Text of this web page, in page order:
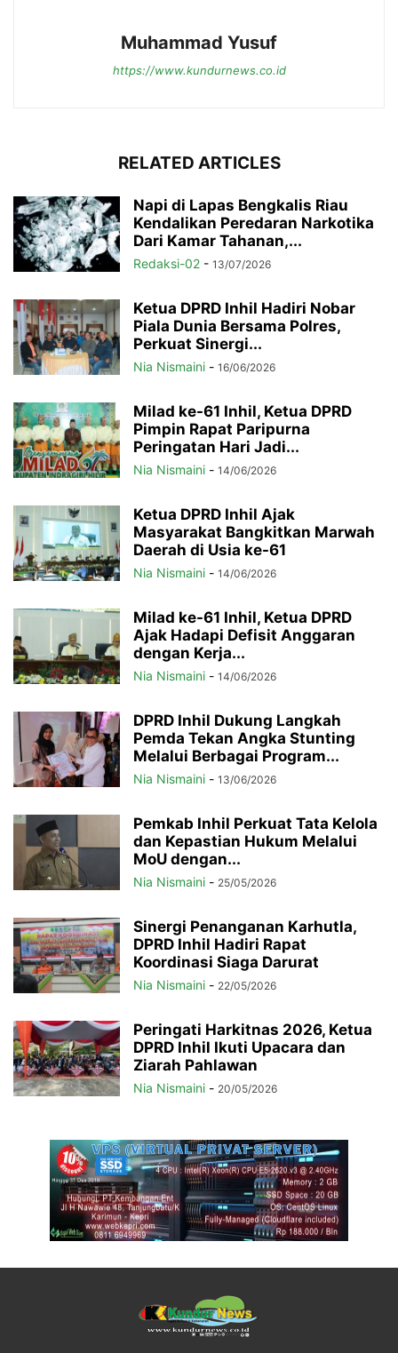
Muhammad Yusuf
https://www.kundurnews.co.id
RELATED ARTICLES
Napi di Lapas Bengkalis Riau
Kendalikan Peredaran Narkotika
Dari Kamar Tahanan,...
Redaksi-02 - 13/07/2026
Ketua DPRD Inhil Hadiri Nobar
Piala Dunia Bersama Polres,
Perkuat Sinergi...
Nia Nismaini - 16/06/2026
Milad ke-61 Inhil, Ketua DPRD
Pimpin Rapat Paripurna
Peringatan Hari Jadi...
Nia Nismaini - 14/06/2026
Ketua DPRD Inhil Ajak
Masyarakat Bangkitkan Marwah
Daerah di Usia ke-61
Nia Nismaini - 14/06/2026
Milad ke-61 Inhil, Ketua DPRD
Ajak Hadapi Defisit Anggaran
dengan Kerja...
Nia Nismaini - 14/06/2026
DPRD Inhil Dukung Langkah
Pemda Tekan Angka Stunting
Melalui Berbagai Program...
Nia Nismaini - 13/06/2026
Pemkab Inhil Perkuat Tata Kelola
dan Kepastian Hukum Melalui
MoU dengan...
Nia Nismaini - 25/05/2026
Sinergi Penanganan Karhutla,
DPRD Inhil Hadiri Rapat
Koordinasi Siaga Darurat
Nia Nismaini - 22/05/2026
Peringati Harkitnas 2026, Ketua
DPRD Inhil Ikuti Upacara dan
Ziarah Pahlawan
Nia Nismaini - 20/05/2026